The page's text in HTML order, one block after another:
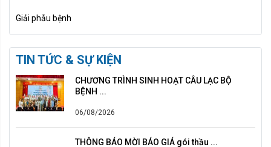
Giải phẫu bệnh
TIN TỨC & SỰ KIỆN
CHƯƠNG TRÌNH SINH HOẠT CÂU LẠC BỘ
BỆNH ...
06/08/2026
THÔNG BÁO MỜI BÁO GIÁ gói thầu ...